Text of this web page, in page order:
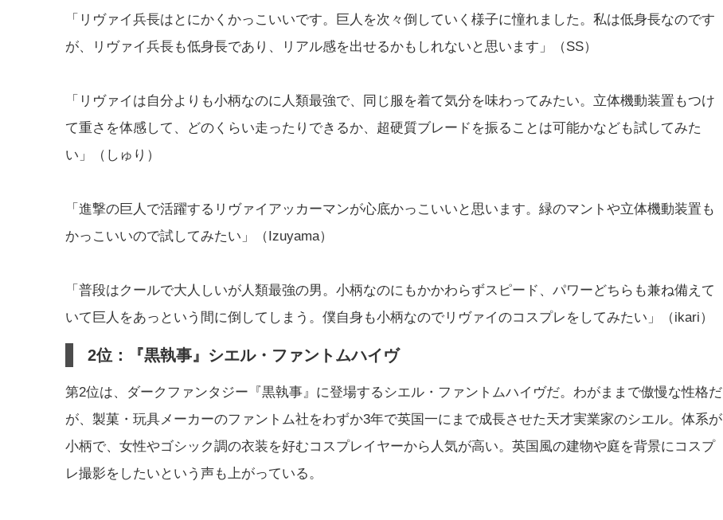
「リヴァイ兵長はとにかくかっこいいです。巨人を次々倒していく様子に憧れました。私は低身長なのです
が、リヴァイ兵長も低身長であり、リアル感を出せるかもしれないと思います」（SS）
「リヴァイは自分よりも小柄なのに人類最強で、同じ服を着て気分を味わってみたい。立体機動装置もつけ
て重さを体感して、どのくらい走ったりできるか、超硬質ブレードを振ることは可能かなども試してみた
い」（しゅり）
「進撃の巨人で活躍するリヴァイアッカーマンが心底かっこいいと思います。緑のマントや立体機動装置も
かっこいいので試してみたい」（Izuyama）
「普段はクールで大人しいが人類最強の男。小柄なのにもかかわらずスピード、パワーどちらも兼ね備えて
いて巨人をあっという間に倒してしまう。僕自身も小柄なのでリヴァイのコスプレをしてみたい」（ikari）
2位：『黒執事』シエル・ファントムハイヴ
第2位は、ダークファンタジー『黒執事』に登場するシエル・ファントムハイヴだ。わがままで傲慢な性格だ
が、製菓・玩具メーカーのファントム社をわずか3年で英国一にまで成長させた天才実業家のシエル。体系が
小柄で、女性やゴシック調の衣装を好むコスプレイヤーから人気が高い。英国風の建物や庭を背景にコスプ
レ撮影をしたいという声も上がっている。